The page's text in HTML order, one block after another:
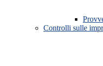
Controlli sulle